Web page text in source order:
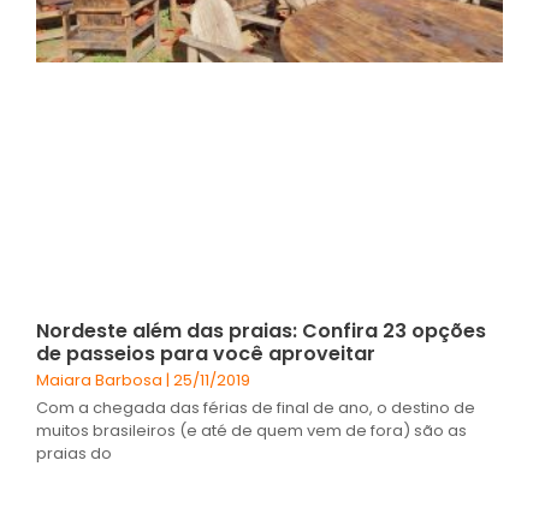
Nordeste além das praias: Confira 23 opções
de passeios para você aproveitar
Maiara Barbosa 25/11/2019
Com a chegada das férias de final de ano, o destino de
muitos brasileiros (e até de quem vem de fora) são as
praias do